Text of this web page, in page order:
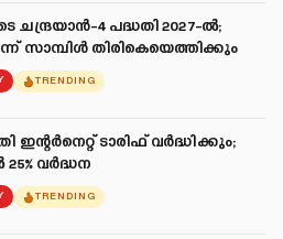
4 പദ്ധതി 2027-ൽ;
സാമ്പിൾ തിരികെയെത്തിക്കും
TRENDING
ഇന്റർനെറ്റ് ടാരിഫ് വർദ്ധിക്കും;
വർദ്ധന
TRENDING